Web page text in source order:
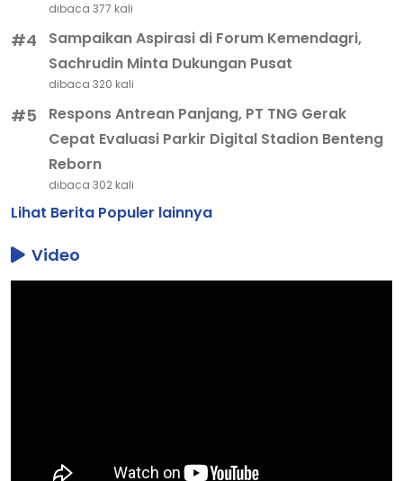
dibaca 377 kali
#4
Sampaikan Aspirasi di Forum Kemendagri,
Sachrudin Minta Dukungan Pusat
dibaca 320 kali
#5
Respons Antrean Panjang, PT TNG Gerak
Cepat Evaluasi Parkir Digital Stadion Benteng
Reborn
dibaca 302 kali
Lihat Berita Populer lainnya
Video